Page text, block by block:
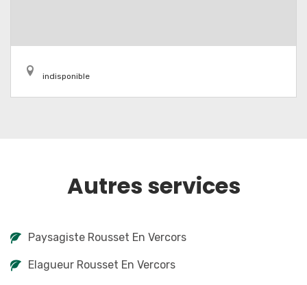
indisponible
Autres services
Paysagiste Rousset En Vercors
Elagueur Rousset En Vercors